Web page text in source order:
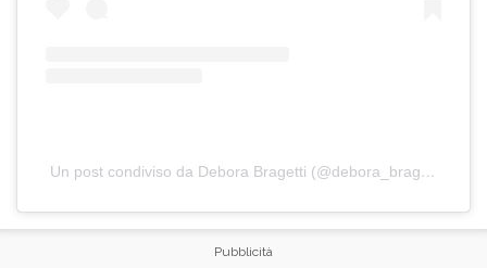
Un post condiviso da Debora Bragetti (@debora_bragetti)